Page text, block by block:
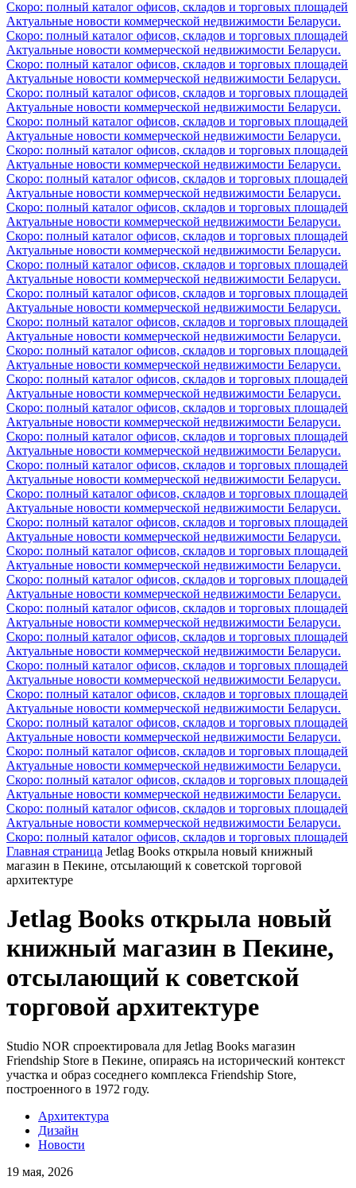
Скоро: полный каталог офисов, складов и торговых площадей
Актуальные новости коммерческой недвижимости Беларуси.
Скоро: полный каталог офисов, складов и торговых площадей
Актуальные новости коммерческой недвижимости Беларуси.
Скоро: полный каталог офисов, складов и торговых площадей
Актуальные новости коммерческой недвижимости Беларуси.
Скоро: полный каталог офисов, складов и торговых площадей
Актуальные новости коммерческой недвижимости Беларуси.
Скоро: полный каталог офисов, складов и торговых площадей
Актуальные новости коммерческой недвижимости Беларуси.
Скоро: полный каталог офисов, складов и торговых площадей
Актуальные новости коммерческой недвижимости Беларуси.
Скоро: полный каталог офисов, складов и торговых площадей
Актуальные новости коммерческой недвижимости Беларуси.
Скоро: полный каталог офисов, складов и торговых площадей
Актуальные новости коммерческой недвижимости Беларуси.
Скоро: полный каталог офисов, складов и торговых площадей
Актуальные новости коммерческой недвижимости Беларуси.
Скоро: полный каталог офисов, складов и торговых площадей
Актуальные новости коммерческой недвижимости Беларуси.
Скоро: полный каталог офисов, складов и торговых площадей
Актуальные новости коммерческой недвижимости Беларуси.
Скоро: полный каталог офисов, складов и торговых площадей
Актуальные новости коммерческой недвижимости Беларуси.
Скоро: полный каталог офисов, складов и торговых площадей
Актуальные новости коммерческой недвижимости Беларуси.
Скоро: полный каталог офисов, складов и торговых площадей
Актуальные новости коммерческой недвижимости Беларуси.
Скоро: полный каталог офисов, складов и торговых площадей
Актуальные новости коммерческой недвижимости Беларуси.
Скоро: полный каталог офисов, складов и торговых площадей
Актуальные новости коммерческой недвижимости Беларуси.
Скоро: полный каталог офисов, складов и торговых площадей
Актуальные новости коммерческой недвижимости Беларуси.
Скоро: полный каталог офисов, складов и торговых площадей
Актуальные новости коммерческой недвижимости Беларуси.
Скоро: полный каталог офисов, складов и торговых площадей
Актуальные новости коммерческой недвижимости Беларуси.
Скоро: полный каталог офисов, складов и торговых площадей
Актуальные новости коммерческой недвижимости Беларуси.
Скоро: полный каталог офисов, складов и торговых площадей
Актуальные новости коммерческой недвижимости Беларуси.
Скоро: полный каталог офисов, складов и торговых площадей
Актуальные новости коммерческой недвижимости Беларуси.
Скоро: полный каталог офисов, складов и торговых площадей
Актуальные новости коммерческой недвижимости Беларуси.
Скоро: полный каталог офисов, складов и торговых площадей
Актуальные новости коммерческой недвижимости Беларуси.
Скоро: полный каталог офисов, складов и торговых площадей
Актуальные новости коммерческой недвижимости Беларуси.
Скоро: полный каталог офисов, складов и торговых площадей
Актуальные новости коммерческой недвижимости Беларуси.
Скоро: полный каталог офисов, складов и торговых площадей
Актуальные новости коммерческой недвижимости Беларуси.
Скоро: полный каталог офисов, складов и торговых площадей
Актуальные новости коммерческой недвижимости Беларуси.
Скоро: полный каталог офисов, складов и торговых площадей
Актуальные новости коммерческой недвижимости Беларуси.
Скоро: полный каталог офисов, складов и торговых площадей
Главная страница Jetlag Books открыла новый книжный
магазин в Пекине, отсылающий к советской торговой
архитектуре
Jetlag Books открыла новый
книжный магазин в Пекине,
отсылающий к советской
торговой архитектуре
Studio NOR спроектировала для Jetlag Books магазин
Friendship Store в Пекине, опираясь на исторический контекст
участка и образ соседнего комплекса Friendship Store,
построенного в 1972 году.
Архитектура
Дизайн
Новости
19 мая, 2026